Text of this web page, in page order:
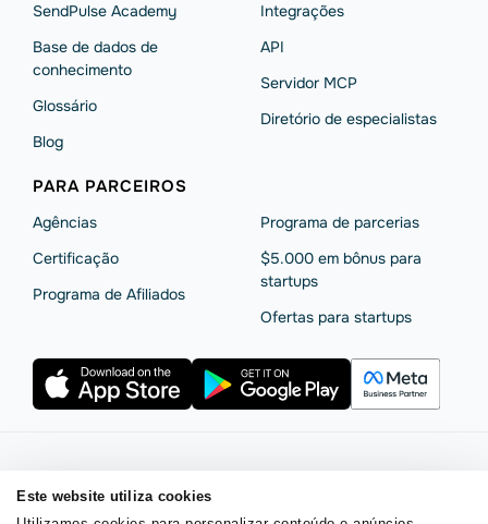
Este website utiliza cookies
SendPulse Academy
Base de dados de
conhecimento
Glossário
Blog
Integrações
API
Servidor MCP
Diretório de especialistas
PARA PARCEIROS
Agências
Сertificação
Programa de Afiliados
Programa de parcerias
$5.000 em bônus para
startups
Ofertas para startups
Segurança e privacidade da SendPulse